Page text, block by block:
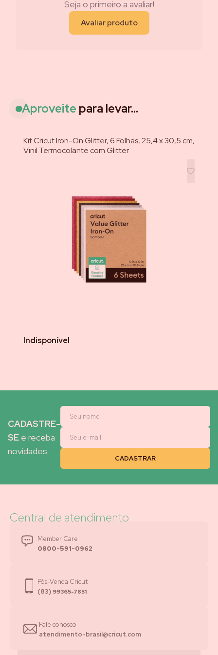
Seja o primeiro a avaliar!
Avaliar produto
Aproveite para levar...
Kit Cricut Iron-On Glitter, 6 Folhas, 25,4 x 30,5 cm,
Vinil Termocolante com Glitter
Indisponível
CADASTRE-
SE e receba
novidades
Central de atendimento
Member Care
0800-591-0962
Pós-Venda Cricut
(83) 99365-7851
Fale conosco
atendimento-brasil@cricut.com